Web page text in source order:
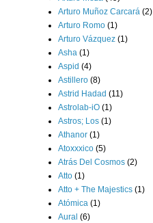
Arturo Muñoz Carcará (2)
Arturo Romo (1)
Arturo Vázquez (1)
Asha (1)
Aspid (4)
Astillero (8)
Astrid Hadad (11)
Astrolab-iO (1)
Astros; Los (1)
Athanor (1)
Atoxxxico (5)
Atrás Del Cosmos (2)
Atto (1)
Atto + The Majestics (1)
Atómica (1)
Aural (6)